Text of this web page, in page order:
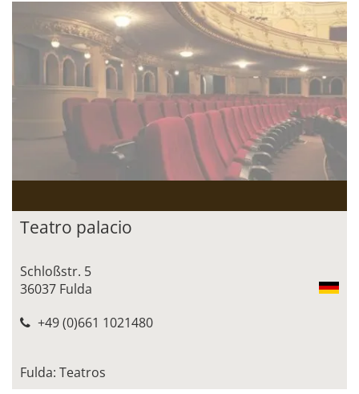
Teatro palacio
Schloßstr. 5
36037 Fulda
+49 (0)661 1021480
Fulda: Teatros